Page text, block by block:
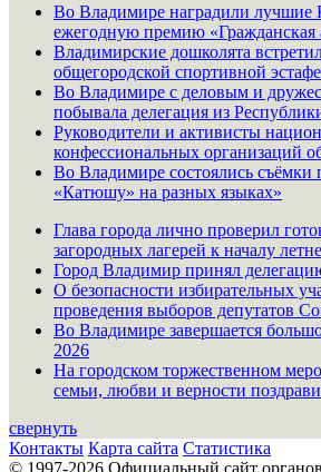
Во Владимире наградили
ежегодную премию «Гражданская
Владимирские дошколята
общегородской спортивной
Во Владимире с деловым и
побывала делегация из
Руководители и активисты
конфессиональных организаций
Во Владимире состоялись съёмки
«Катюшу» на разных языках»
Глава города лично проверил
загородных лагерей к началу
Город Владимир принял
О безопасности избирательных
проведения выборов депутатов
Во Владимире завершается
2026
На городском торжественном
семьи, любви и верности
свернуть
Контакты Карта сайта Статистика
© 1997-2026 Официальный сайт органов